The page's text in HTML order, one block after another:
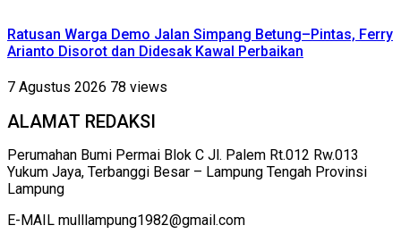
Ratusan Warga Demo Jalan Simpang Betung–Pintas, Ferry
Arianto Disorot dan Didesak Kawal Perbaikan
7 Agustus 2026 78 views
ALAMAT REDAKSI
Perumahan Bumi Permai Blok C Jl. Palem Rt.012 Rw.013
Yukum Jaya, Terbanggi Besar – Lampung Tengah Provinsi
Lampung
E-MAIL mulllampung1982@gmail.com